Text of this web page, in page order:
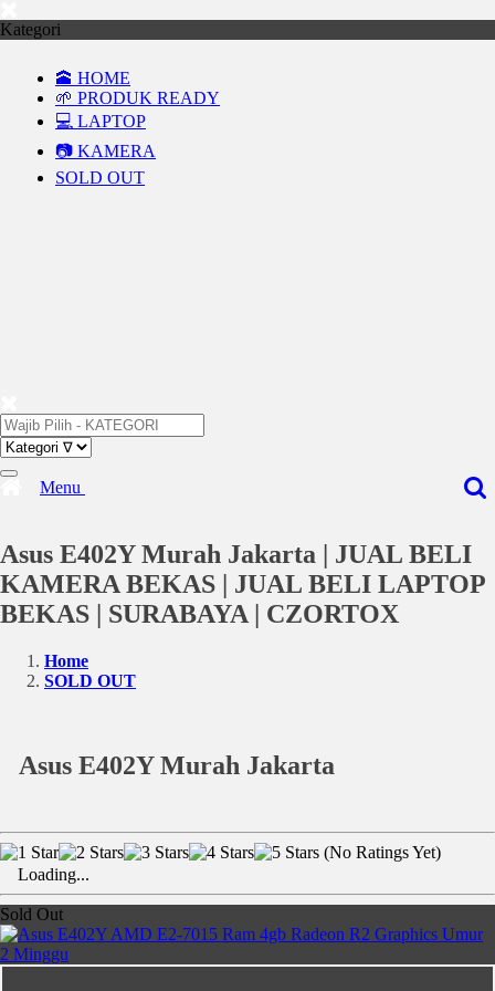
Kategori
🕋 HOME
🌱 PRODUK READY
💻 LAPTOP
📷 KAMERA
SOLD OUT
Menu
Asus E402Y Murah Jakarta | JUAL BELI
KAMERA BEKAS | JUAL BELI LAPTOP
BEKAS | SURABAYA | CZORTOX
Home
SOLD OUT
Asus E402Y Murah Jakarta
(No Ratings Yet)
Loading...
Sold Out